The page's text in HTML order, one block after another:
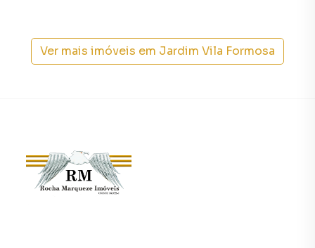
Ver mais imóveis em Jardim Vila Formosa